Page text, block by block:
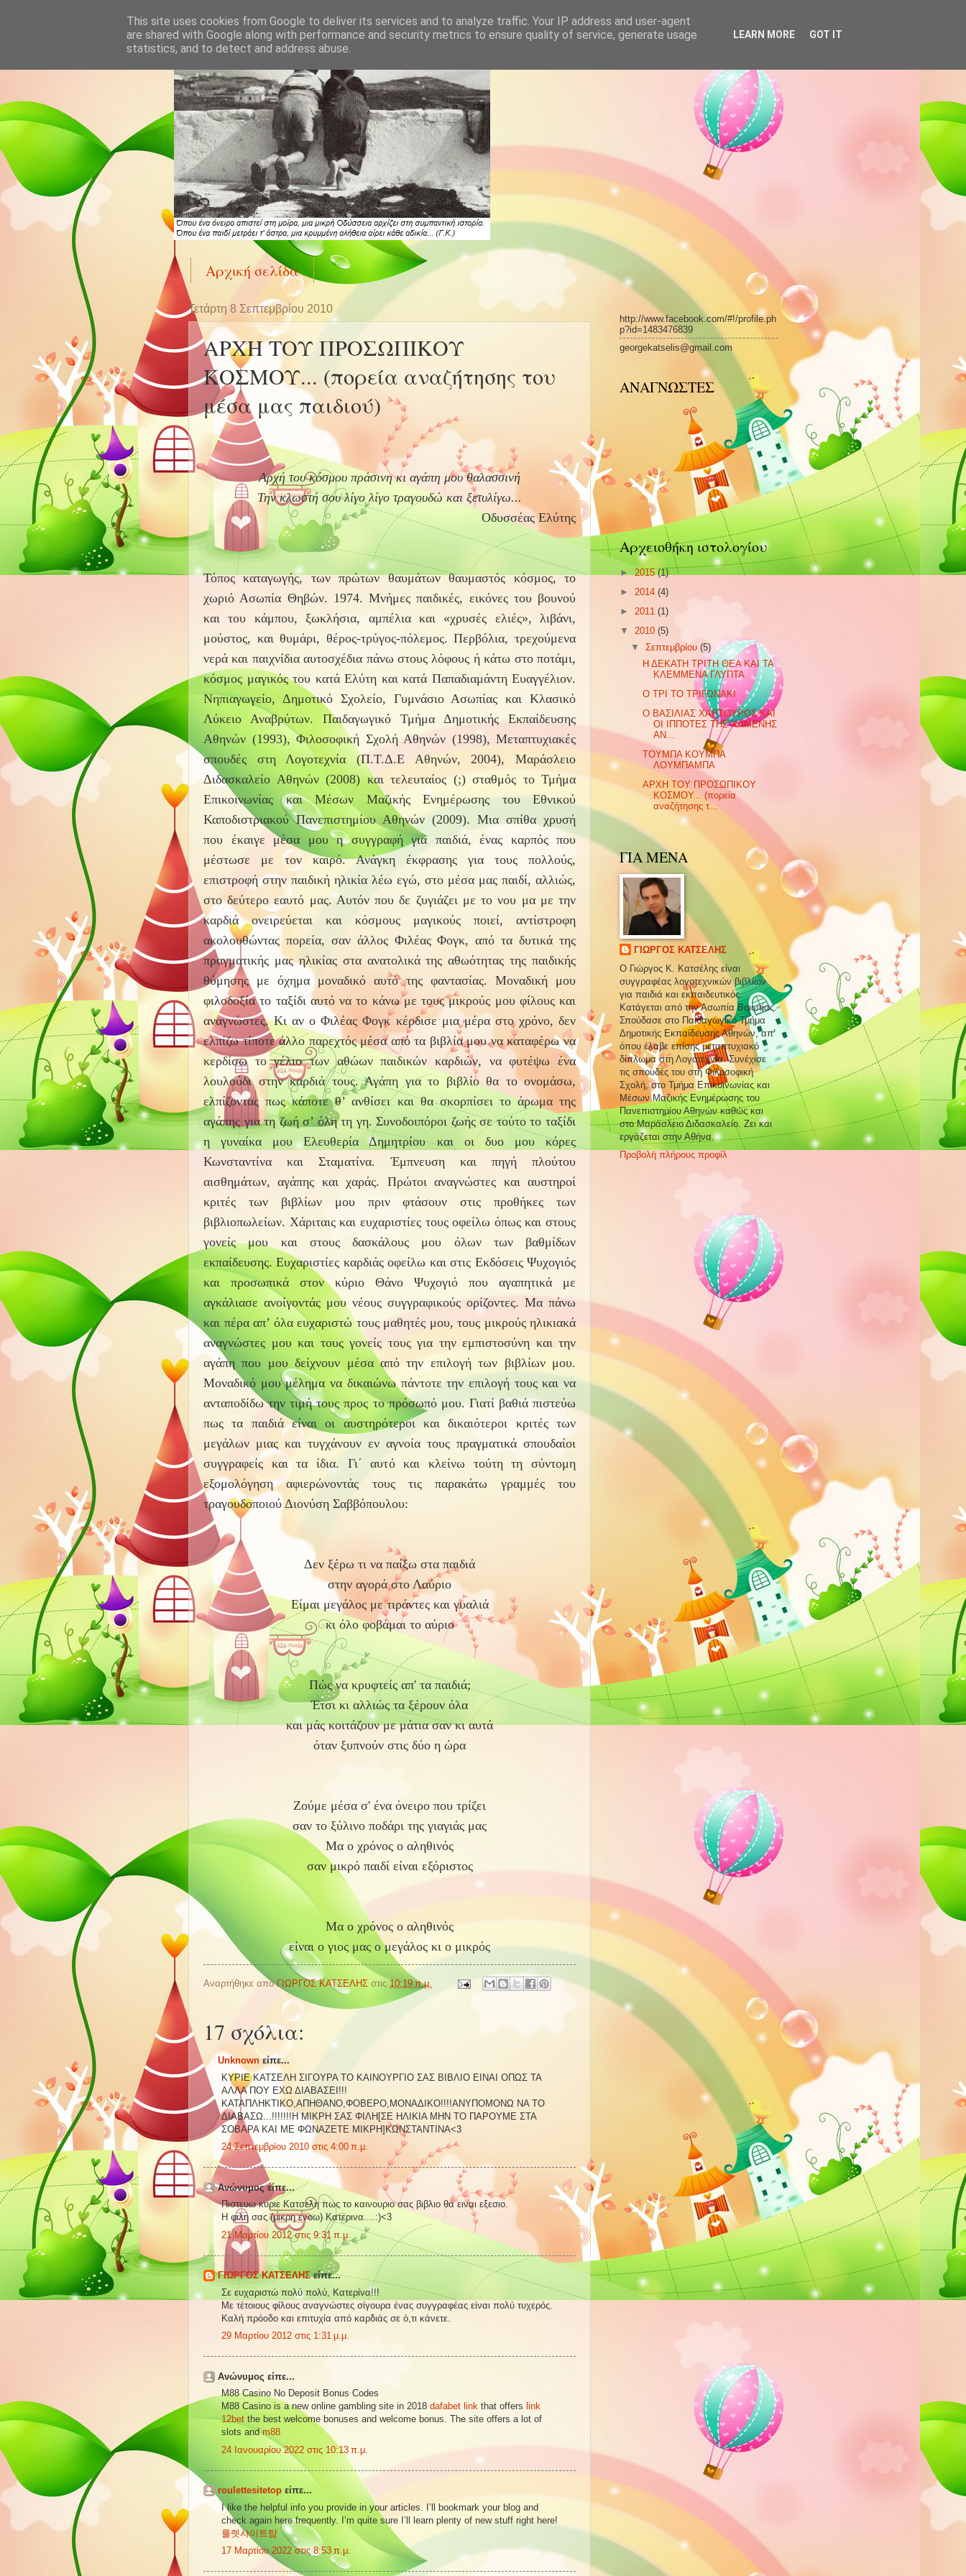
Αρχική σελίδα
Τετάρτη 8 Σεπτεμβρίου 2010
ΑΡΧΗ ΤΟΥ ΠΡΟΣΩΠΙΚΟΥ
ΚΟΣΜΟΥ... (πορεία αναζήτησης του
μέσα μας παιδιού)
Αρχή του κόσμου πράσινη κι αγάπη μου θαλασσινή
Την κλωστή σου λίγο λίγο τραγουδώ και ξετυλίγω...
Oδυσσέας Ελύτης
Τόπος καταγωγής, των πρώτων θαυμάτων θαυμαστός κόσμος, το
χωριό Ασωπία Θηβών. 1974. Μνήμες παιδικές, εικόνες του βουνού
και του κάμπου, ξωκλήσια, αμπέλια και «χρυσές ελιές», λιβάνι,
μούστος, και θυμάρι, θέρος-τρύγος-πόλεμος. Περβόλια, τρεχούμενα
νερά και παιχνίδια αυτοσχέδια πάνω στους λόφους ή κάτω στο ποτάμι,
κόσμος μαγικός του κατά Ελύτη και κατά Παπαδιαμάντη Ευαγγέλιον.
Νηπιαγωγείο, Δημοτικό Σχολείο, Γυμνάσιο Ασωπίας και Κλασικό
Λύκειο Αναβρύτων. Παιδαγωγικό Τμήμα Δημοτικής Εκπαίδευσης
Αθηνών (1993), Φιλοσοφική Σχολή Αθηνών (1998), Μεταπτυχιακές
σπουδές στη Λογοτεχνία (Π.Τ.Δ.Ε Αθηνών, 2004), Μαράσλειο
Διδασκαλείο Αθηνών (2008) και τελευταίος (;) σταθμός το Τμήμα
Επικοινωνίας και Μέσων Μαζικής Ενημέρωσης του Εθνικού
Καποδιστριακού Πανεπιστημίου Αθηνών (2009). Μια σπίθα χρυσή
που έκαιγε μέσα μου η συγγραφή για παιδιά, ένας καρπός που
μέστωσε με τον καιρό. Ανάγκη έκφρασης για τους πολλούς,
επιστροφή στην παιδική ηλικία λέω εγώ, στο μέσα μας παιδί, αλλιώς,
στο δεύτερο εαυτό μας. Αυτόν που δε ζυγιάζει με το νου μα με την
καρδιά ονειρεύεται και κόσμους μαγικούς ποιεί, αντίστροφη
ακολουθώντας πορεία, σαν άλλος Φιλέας Φογκ, από τα δυτικά της
πραγματικής μας ηλικίας στα ανατολικά της αθωότητας της παιδικής
θύμησης με όχημα μοναδικό αυτό της φαντασίας. Μοναδική μου
φιλοδοξία το ταξίδι αυτό να το κάνω με τους μικρούς μου φίλους και
αναγνώστες. Κι αν ο Φιλέας Φογκ κέρδισε μια μέρα στο χρόνο, δεν
ελπίζω τίποτε άλλο παρεχτός μέσα από τα βιβλία μου να καταφέρω να
κερδίσω το γέλιο των αθώων παιδικών καρδιών, να φυτέψω ένα
λουλούδι στην καρδιά τους. Αγάπη για το βιβλίο θα το ονομάσω,
ελπίζοντας πως κάποτε θ’ ανθίσει και θα σκορπίσει το άρωμα της
αγάπης για τη ζωή σ’ όλη τη γη. Συνοδοιπόροι ζωής σε τούτο το ταξίδι
η γυναίκα μου Ελευθερία Δημητρίου και οι δυο μου κόρες
Κωνσταντίνα και Σταματίνα. Έμπνευση και πηγή πλούτου
αισθημάτων, αγάπης και χαράς. Πρώτοι αναγνώστες και αυστηροί
κριτές των βιβλίων μου πριν φτάσουν στις προθήκες των
βιβλιοπωλείων. Χάριταις και ευχαριστίες τους οφείλω όπως και στους
γονείς μου και στους δασκάλους μου όλων των βαθμίδων
εκπαίδευσης. Ευχαριστίες καρδιάς οφείλω και στις Εκδόσεις Ψυχογιός
και προσωπικά στον κύριο Θάνο Ψυχογιό που αγαπητικά με
αγκάλιασε ανοίγοντάς μου νέους συγγραφικούς ορίζοντες. Μα πάνω
και πέρα απ’ όλα ευχαριστώ τους μαθητές μου, τους μικρούς ηλικιακά
αναγνώστες μου και τους γονείς τους για την εμπιστοσύνη και την
αγάπη που μου δείχνουν μέσα από την επιλογή των βιβλίων μου.
Μοναδικό μου μέλημα να δικαιώνω πάντοτε την επιλογή τους και να
ανταποδίδω την τιμή τους προς το πρόσωπό μου.Γιατί βαθιά πιστεύω
πως τα παιδιά είναι οι αυστηρότεροι και δικαιότεροι κριτές των
μεγάλων μιας και τυγχάνουν εν αγνοία τους πραγματικά σπουδαίοι
συγγραφείς και τα ίδια. Γι΄ αυτό και κλείνω τούτη τη σύντομη
εξομολόγηση αφιερώνοντάς τους τις παρακάτω γραμμές του
τραγουδοποιού Διονύση Σαββόπουλου:
Δεν ξέρω τι να παίξω στα παιδιά
στην αγορά στο Λαύριο
Είμαι μεγάλος με τιράντες και γυαλιά
κι όλο φοβάμαι το αύριο
Πώς να κρυφτείς απ' τα παιδιά;
Έτσι κι αλλιώς τα ξέρουν όλα
και μάς κοιτάζουν με μάτια σαν κι αυτά
όταν ξυπνούν στις δύο η ώρα
Ζούμε μέσα σ' ένα όνειρο που τρίζει
σαν το ξύλινο ποδάρι της γιαγιάς μας
Μα ο χρόνος ο αληθινός
σαν μικρό παιδί είναι εξόριστος
Μα ο χρόνος ο αληθινός
είναι ο γιος μας ο μεγάλος κι ο μικρός
Αναρτήθηκε απόΓΙΩΡΓΟΣ ΚΑΤΣΕΛΗΣ στις 10:19 π.μ.
17 σχόλια:
Unknownείπε...
ΚΥΡΙΕ ΚΑΤΣΕΛΗ ΣΙΓΟΥΡΑ ΤΟ ΚΑΙΝΟΥΡΓΙΟ ΣΑΣ ΒΙΒΛΙΟ ΕΙΝΑΙ ΟΠΩΣ ΤΑ
ΑΛΛΑ ΠΟΥ ΕΧΩ ΔΙΑΒΑΣΕΙ!!!
ΚΑΤΑΠΛΗΚΤΙΚΟ,ΑΠΗΘΑΝΟ,ΦΟΒΕΡΟ,ΜΟΝΑΔΙΚΟ!!!!ΑΝΥΠΟΜΟΝΩ ΝΑ ΤΟ
ΔΙΑΒΑΣΩ...!!!!!!!Η ΜΙΚΡΗ ΣΑΣ ΦΙΛΗ[ΣΕ ΗΛΙΚΙΑ ΜΗΝ ΤΟ ΠΑΡΟΥΜΕ ΣΤΑ
ΣΟΒΑΡΑ ΚΑΙ ΜΕ ΦΩΝΑΖΕΤΕ ΜΙΚΡΗ]ΚΩΝΣΤΑΝΤΙΝΑ<3
24 Σεπτεμβρίου 2010 στις 4:00 π.μ.
Ανώνυμος είπε...
Πιστευω κυριε Κατσελη πως το καινουριο σας βιβλιο θα ειναι εξεσιο.
Η φιλη σας (μικρη ενοω) Κατερινα....:)<3
21 Μαρτίου 2012 στις 9:31 π.μ.
ΓΙΩΡΓΟΣ ΚΑΤΣΕΛΗΣείπε...
Σε ευχαριστώ πολύ πολύ, Κατερίνα!!!
Με τέτοιους φίλους αναγνώστες σίγουρα ένας συγγραφέας είναι πολύ τυχερός.
Καλή πρόοδο και επιτυχία από καρδιάς σε ό,τι κάνετε.
29 Μαρτίου 2012 στις 1:31 μ.μ.
Ανώνυμος είπε...
M88 Casino No Deposit Bonus Codes
M88 Casino is a new online gambling site in 2018 dafabet link that offers link
12bet the best welcome bonuses and welcome bonus. The site offers a lot of
slots andm88
24 Ιανουαρίου 2022 στις 10:13 π.μ.
roulettesitetop είπε...
I like the helpful info you provide in your articles. I’ll bookmark your blog and
check again here frequently. I’m quite sure I’ll learn plenty of new stuff right here!
룰렛사이트탑
17 Μαρτίου 2022 στις 8:53 π.μ.
http://www.facebook.com/#!/profile.ph
p?id=1483476839
georgekatselis@gmail.com
ΑΝΑΓΝΩΣΤΕΣ
Αρχειοθήκη ιστολογίου
► 2015(1)
► 2014 (4)
► 2011 (1)
▼ 2010 (5)
▼Σεπτεμβρίου(5)
Η ΔΕΚΑΤΗ ΤΡΙΤΗ ΘΕΑ ΚΑΙ ΤΑ
ΚΛΕΜΜΕΝΑ ΓΛΥΠΤΑ
Ο ΤΡΙ ΤΟ ΤΡΙΓΩΝΑΚΙ
Ο ΒΑΣΙΛΙΑΣ ΧΑΡΤΟΥΡΟΣ ΚΑΙ
ΟΙ ΙΠΠΟΤΕΣ ΤΗΣ ΧΑΜΕΝΗΣ
ΑΝ...
ΤΟΥΜΠΑ ΚΟΥΜΠΑ
ΛΟΥΜΠΑΜΠΑ
ΑΡΧΗ ΤΟΥ ΠΡΟΣΩΠΙΚΟΥ
ΚΟΣΜΟΥ... (πορεία
αναζήτησης τ...
ΓΙΑ ΜΕΝΑ
ΓΙΩΡΓΟΣ ΚΑΤΣΕΛΗΣ
Ο Γιώργος Κ. Κατσέλης είναι
συγγραφέας λογοτεχνικών βιβλίων
για παιδιά και εκπαιδευτικός.
Κατάγεται από την Ασωπία Βοιωτίας.
Σπούδασε στο Παιδαγωγικό Τμήμα
Δημοτικής Εκπαίδευσης Αθηνών, απ’
όπου έλαβε επίσης μεταπτυχιακό
δίπλωμα στη Λογοτεχνία. Συνέχισε
τις σπουδές του στη Φιλοσοφική
Σχολή, στο Τμήμα Επικοινωνίας και
Μέσων Μαζικής Ενημέρωσης του
Πανεπιστημίου Αθηνών καθώς και
στο Μαράσλειο Διδασκαλείο. Ζει και
εργάζεται στην Αθήνα.
Προβολή πλήρους προφίλ
This site uses cookies from Google to deliver its services and to analyze traffic. Your IP address and user-agent
are shared with Google along with performance and security metrics to ensure quality of service, generate usage
statistics, and to detect and address abuse.
LEARN MORE GOT IT